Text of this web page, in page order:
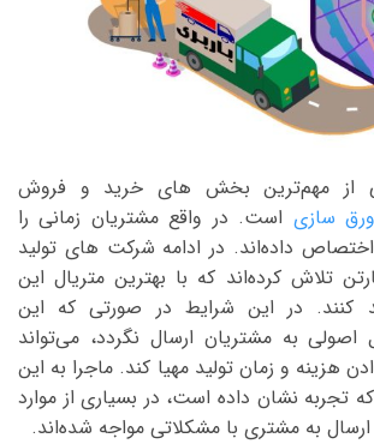
از مهم‌ترین بخش های خرید و فروش
سازی است. در واقع مشتریان زمانی را
داده‌اند. در ادامه شرکت های تولید
تلاش کرده‌اند که با بهترین متریال این
کنند. در این شرایط در صورتی که این
به مشتریان ارسال نگردد، می‌تواند
هزینه و زمان تولید مهیا کند. ماجرا به این
تجربه نشان داده است، در بسیاری از موارد
به مشتری با مشکلاتی مواجه شده‌اند.